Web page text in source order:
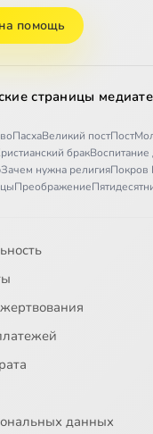
помощь
страницы
ПасхаВеликий постПост
бракВоспитание
Зачем нужна религияПокров
Преображение
данных